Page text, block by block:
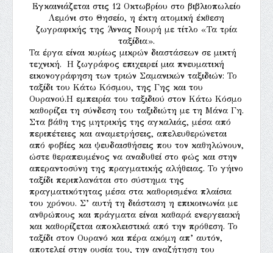
Εγκαινιάζεται στις 12 Οκτωβρίου στο βιβλιοπωλείο
Λεμόνι στο Θησείο, η έκτη ατομική έκθεση
ζωγραφικής της Άννας Νουρή με τίτλο «Τα τρία
ταξίδια».
Τα έργα είναι κυρίως μικρών διαστάσεων σε μικτή
τεχνική. Η ζωγράφος επιχειρεί μια πνευματική
εικονογράφηση των τριών Σαμανικών ταξιδιών: Το
ταξίδι του Κάτω Κόσμου, της Γης και του
Ουρανού.Η εμπειρία του ταξιδιού στον Κάτω Κόσμο
καθορίζει τη σύνδεση του ταξιδιώτη με τη Μάνα Γη.
Στα βάθη της μητρικής της αγκαλιάς, μέσα από
περιπέτειες και αναμετρήσεις, απελευθερώνεται
από φοβίες και ψευδαισθήσεις που τον καθηλώνουν,
ώστε θεραπευμένος να αναδυθεί στο φώς και στην
απεραντοσύνη της πραγματικής αλήθειας. Το γήινο
ταξίδι περιπλανάται στο σύστημα της
πραγματικότητας μέσα στα καθορισμένα πλαίσια
του χρόνου. Σ’ αυτή τη διάσταση η επικοινωνία με
ανθρώπους και πράγματα είναι καθαρά ενεργειακή
και καθορίζεται αποκλειστικά από την πρόθεση. Το
ταξίδι στον Ουρανό και πέρα ακόμη απ’ αυτόν,
αποτελεί στην ουσία του, την αναζήτηση του